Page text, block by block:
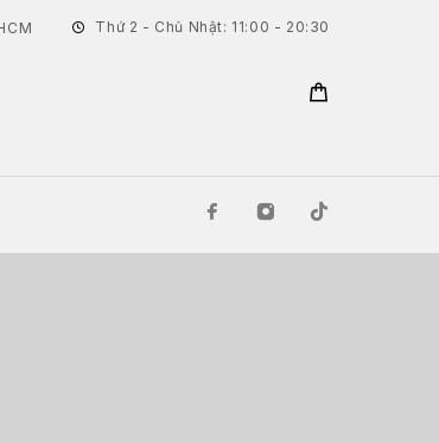
Thứ 2 - Chủ Nhật: 11:00 - 20:30